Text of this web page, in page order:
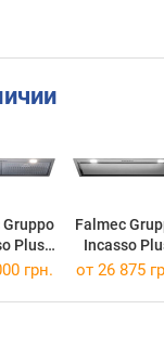
Plus
800
Falmec
Incasso
Green
грн. от 26 875